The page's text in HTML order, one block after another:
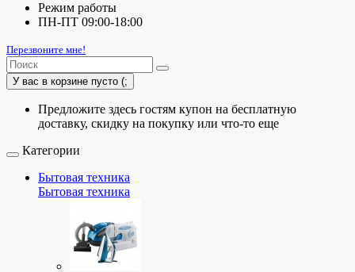
Режим работы
ПН-ПТ 09:00-18:00
Перезвоните мне!
У вас в корзине пусто (;
Предложите здесь гостям купон на бесплатную
доставку, скидку на покупку или что-то еще
Категории
Бытовая техника
Бытовая техника